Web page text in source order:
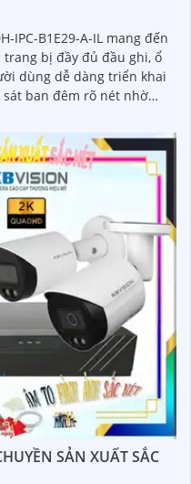
IPC-B1E29-A-IL mang đến
bị đầy đủ đầu ghi, ổ
dùng dễ dàng triển khai
minh, giúp đảm bảo
hàng
SẢN XUẤT SẮC